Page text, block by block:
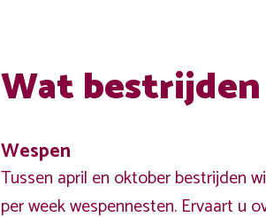
Wat
Wespen
Tussen april en oktober bestrijden
per week wespennesten. Ervaart u